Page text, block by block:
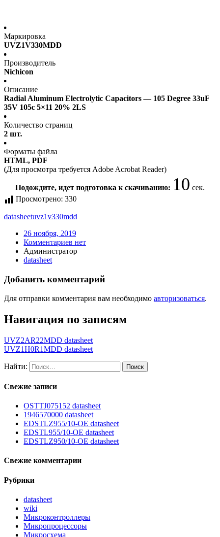
Маркировка
UVZ1V330MDD
Производитель
Nichicon
Описание
Radial Aluminum Electrolytic Capacitors — 105 Degree 33uF
35V 105c 5×11 20% 2LS
Количество страниц
2 шт.
Форматы файла
HTML, PDF
(Для просмотра требуется Adobe Acrobat Reader)
Подождите, идет подготовка к скачиванию: 10 сек.
Просмотрено: 330
datasheetuvz1v330mdd
26 ноября, 2019
Комментариев нет
Администратор
datasheet
Добавить комментарий
Для отправки комментария вам необходимо авторизоваться.
Навигация по записям
UVZ2AR22MDD datasheet
UVZ1H0R1MDD datasheet
Найти:
Свежие записи
OSTTJ075152 datasheet
1946570000 datasheet
EDSTLZ955/10-OE datasheet
EDSTL955/10-OE datasheet
EDSTLZ950/10-OE datasheet
Свежие комментарии
Рубрики
datasheet
wiki
Микроконтроллеры
Микропроцессоры
Микросхема